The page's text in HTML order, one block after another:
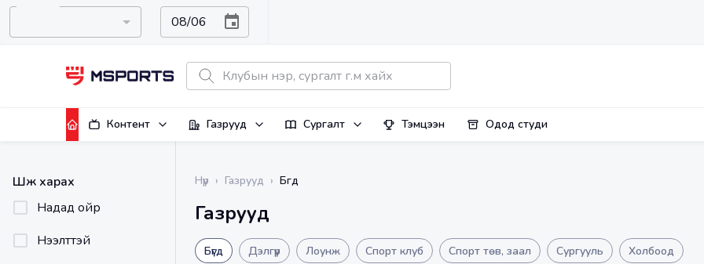
Контент Газрууд Сургалт Тэмцээн Одод студи
Шүүж харах
Надад ойр
Нээлттэй
Нүүр › Газрууд › Бүгд
Газрууд
Бүгд Дэлгүүр Лоунж Спорт клуб Спорт төв, заал Сургууль Холбоод